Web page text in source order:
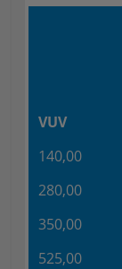
VUV
140,00
280,00
350,00
525,00